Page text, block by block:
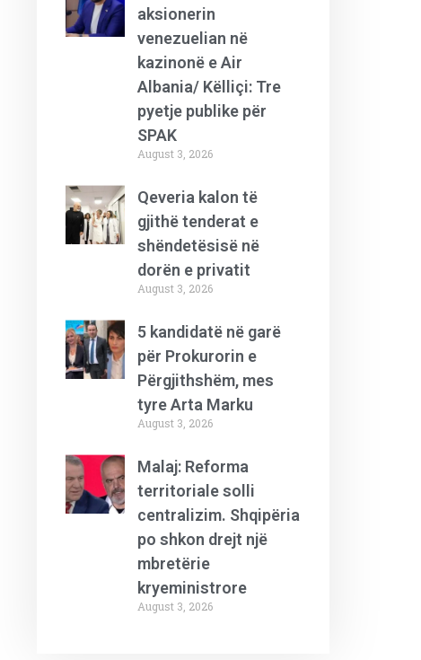
aksionerin
venezuelian në
kazinonë e Air
Albania/ Këlliçi: Tre
pyetje publike për
SPAK
August 3, 2026
Qeveria kalon të
gjithë tenderat e
shëndetësisë në
dorën e privatit
August 3, 2026
5 kandidatë në garë
për Prokurorin e
Përgjithshëm, mes
tyre Arta Marku
August 3, 2026
Malaj: Reforma
territoriale solli
centralizim. Shqipëria
po shkon drejt një
mbretërie
kryeministrore
August 3, 2026